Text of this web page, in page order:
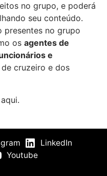
no grupo, e poderá
seu conteúdo.
presentes no grupo
os agentes de
e
de cruzeiro e dos
.
LinkedIn
Youtube